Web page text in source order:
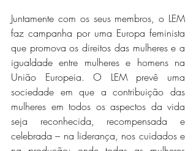
Juntamente com os seus membros, o LEM
faz campanha por uma Europa feminista
que promova os direitos das mulheres e a
igualdade entre mulheres e homens na
União Europeia. O LEM prevê uma
sociedade em que a contribuição das
mulheres em todos os aspectos da vida
seja reconhecida, recompensada e
celebrada – na liderança, nos cuidados e